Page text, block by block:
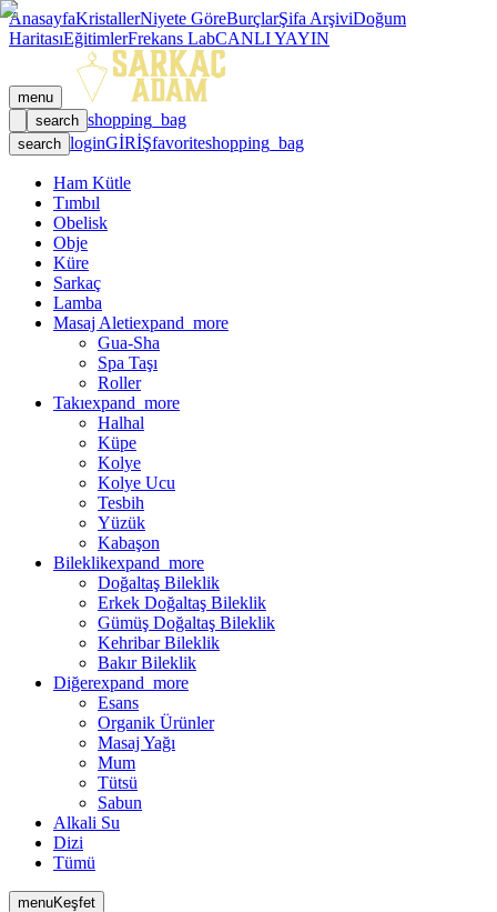
AnasayfaKristallerNiyete GöreBurçlarŞifa ArşiviDoğum
HaritasıEğitimlerFrekans LabCANLI YAYIN
menu
search shopping_bag
search loginGİRİŞfavoriteshopping_bag
Ham Kütle
Tımbıl
Obelisk
Obje
Küre
Sarkaç
Lamba
Masaj Aletiexpand_more
Gua-Sha
Spa Taşı
Roller
Takıexpand_more
Halhal
Küpe
Kolye
Kolye Ucu
Tesbih
Yüzük
Kabaşon
Bileklikexpand_more
Doğaltaş Bileklik
Erkek Doğaltaş Bileklik
Gümüş Doğaltaş Bileklik
Kehribar Bileklik
Bakır Bileklik
Diğerexpand_more
Esans
Organik Ürünler
Masaj Yağı
Mum
Tütsü
Sabun
Alkali Su
Dizi
Tümü
menuKeşfet